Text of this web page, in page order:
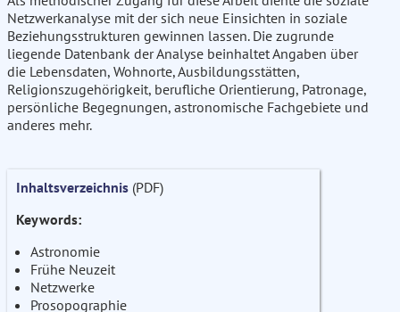
Netzwerkanalyse mit der sich neue Einsichten in soziale
Beziehungsstrukturen gewinnen lassen. Die zugrunde
liegende Datenbank der Analyse beinhaltet Angaben über
die Lebensdaten, Wohnorte, Ausbildungsstätten,
Religionszugehörigkeit, berufliche Orientierung, Patronage,
persönliche Begegnungen, astronomische Fachgebiete und
anderes mehr.
Inhaltsverzeichnis (PDF)
Keywords:
Astronomie
Frühe Neuzeit
Netzwerke
Prosopographie